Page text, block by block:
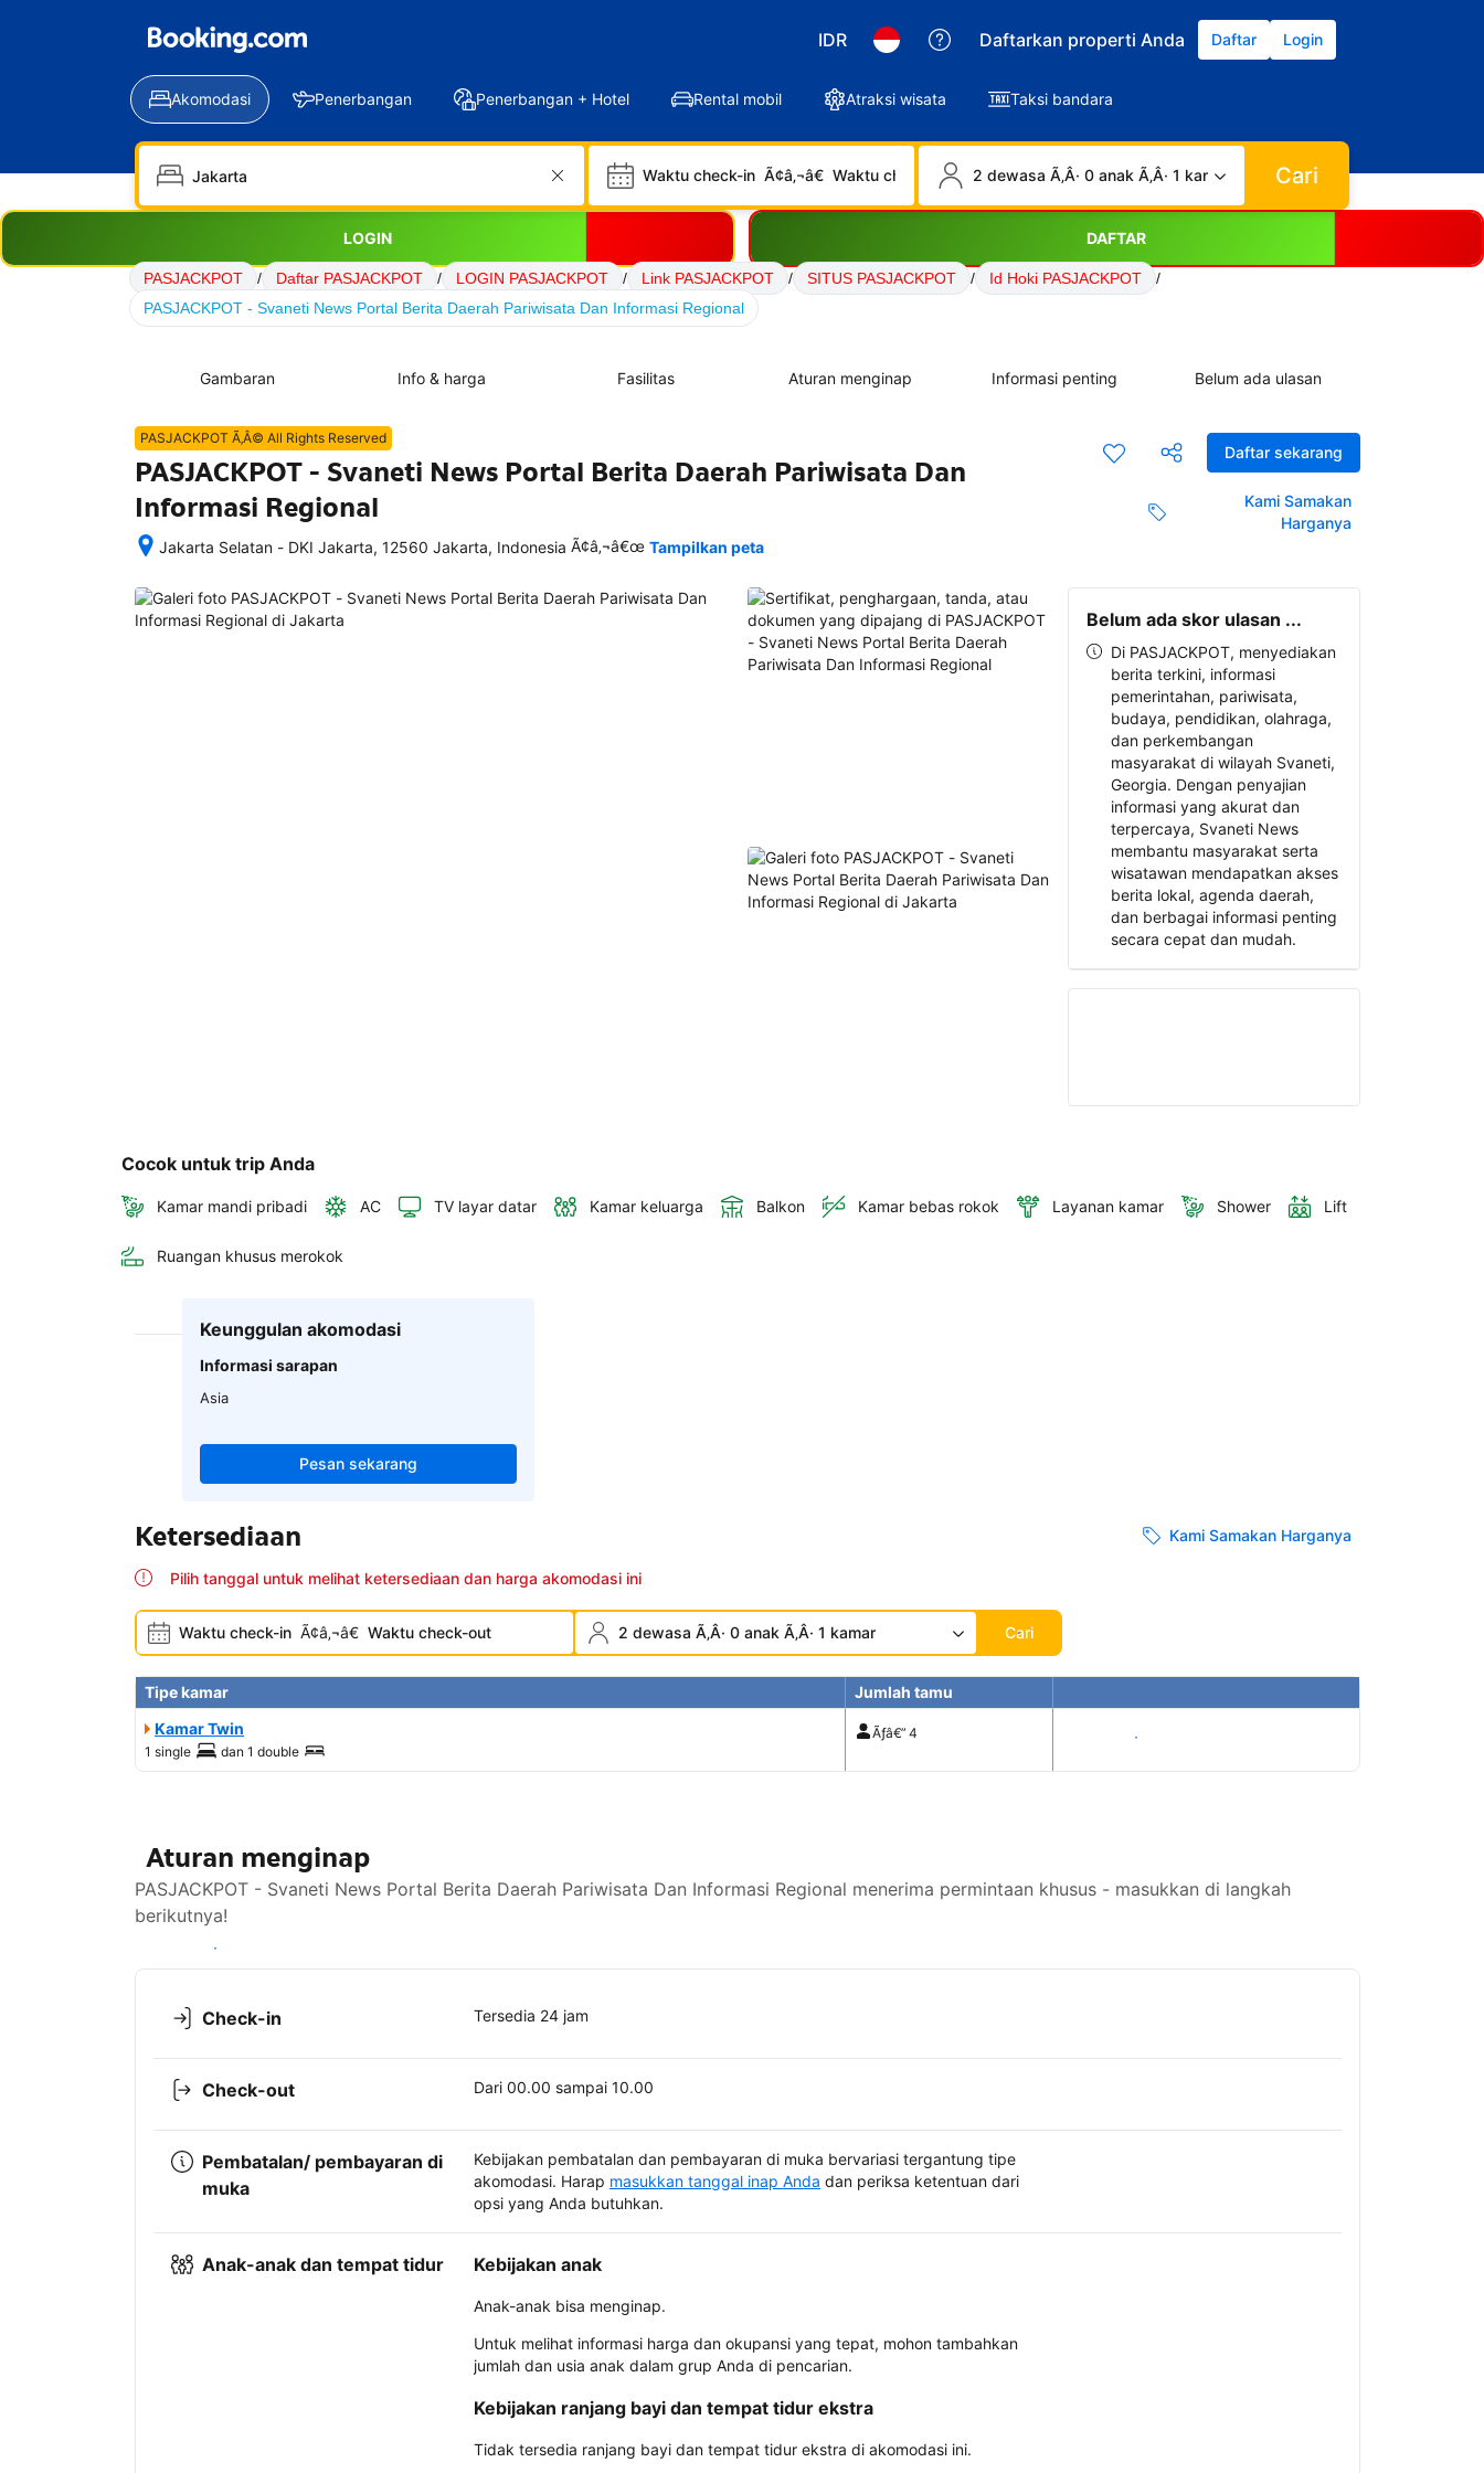
IDR Daftarkan properti Anda Daftar Login
Akomodasi Penerbangan Penerbangan + Hotel Rental mobil Atraksi wisata Taksi bandara
Waktu check-in Ã¢â‚¬â€ Waktu check-out 2 dewasa Ã‚Â· 0 anak Ã‚Â· 1 kamar Cari
LOGIN DAFTAR
PASJACKPOT / Daftar PASJACKPOT / LOGIN PASJACKPOT / Link PASJACKPOT / SITUS PASJACKPOT / Id Hoki PASJACKPOT
/
PASJACKPOT - Svaneti News Portal Berita Daerah Pariwisata Dan Informasi Regional
Gambaran Info & harga Fasilitas Aturan menginap Informasi penting Belum ada ulasan
Daftar sekarang
Kami Samakan
Harganya
PASJACKPOT Ã‚Â© All Rights Reserved
PASJACKPOT - Svaneti News Portal Berita Daerah Pariwisata Dan
Informasi Regional
Jakarta Selatan - DKI Jakarta, 12560 Jakarta, Indonesia
memesan,
semua
Ã¢â‚¬â€œ Tampilkan peta
Belum ada skor ulasan ...
Di PASJACKPOT, menyediakan
berita terkini, informasi
pemerintahan, pariwisata,
budaya, pendidikan, olahraga,
dan perkembangan
masyarakat di wilayah Svaneti,
Georgia. Dengan penyajian
informasi yang akurat dan
terpercaya, Svaneti News
membantu masyarakat serta
wisatawan mendapatkan akses
berita lokal, agenda daerah,
dan berbagai informasi penting
secara cepat dan mudah.
Cocok untuk trip Anda
Kamar mandi pribadi AC TV layar datar Kamar keluarga Balkon Kamar bebas rokok Layanan kamar Shower Lift
Ruangan khusus merokok
Keunggulan akomodasi
Informasi sarapan
Asia
Pesan sekarang
Ketersediaan Kami Samakan Harganya
Pilih tanggal untuk melihat ketersediaan dan harga akomodasi ini
Waktu check-in Ã¢â‚¬â€ Waktu check-out 2 dewasa Ã‚Â· 0 anak Ã‚Â· 1 kamar Cari
Tipe kamar
Jumlah tamu
Kamar Twin
1 single dan 1 double
Ãƒâ€” 4 Tampilkan harga
Aturan menginap
PASJACKPOT - Svaneti News Portal Berita Daerah Pariwisata Dan Informasi Regional menerima permintaan khusus - masukkan di langkah
berikutnya!
Lihat ketersediaan
Check-in Tersedia 24 jam
Check-out Dari 00.00 sampai 10.00
Pembatalan/ pembayaran di
muka
Kebijakan pembatalan dan pembayaran di muka bervariasi tergantung tipe
akomodasi. Harap masukkan tanggal inap Anda dan periksa ketentuan dari
opsi yang Anda butuhkan.
Anak-anak dan tempat tidur Kebijakan anak
Anak-anak bisa menginap.
Untuk melihat informasi harga dan okupansi yang tepat, mohon tambahkan
jumlah dan usia anak dalam grup Anda di pencarian.
Kebijakan ranjang bayi dan tempat tidur ekstra
Tidak tersedia ranjang bayi dan tempat tidur ekstra di akomodasi ini.